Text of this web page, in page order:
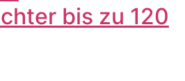
bis zu 120